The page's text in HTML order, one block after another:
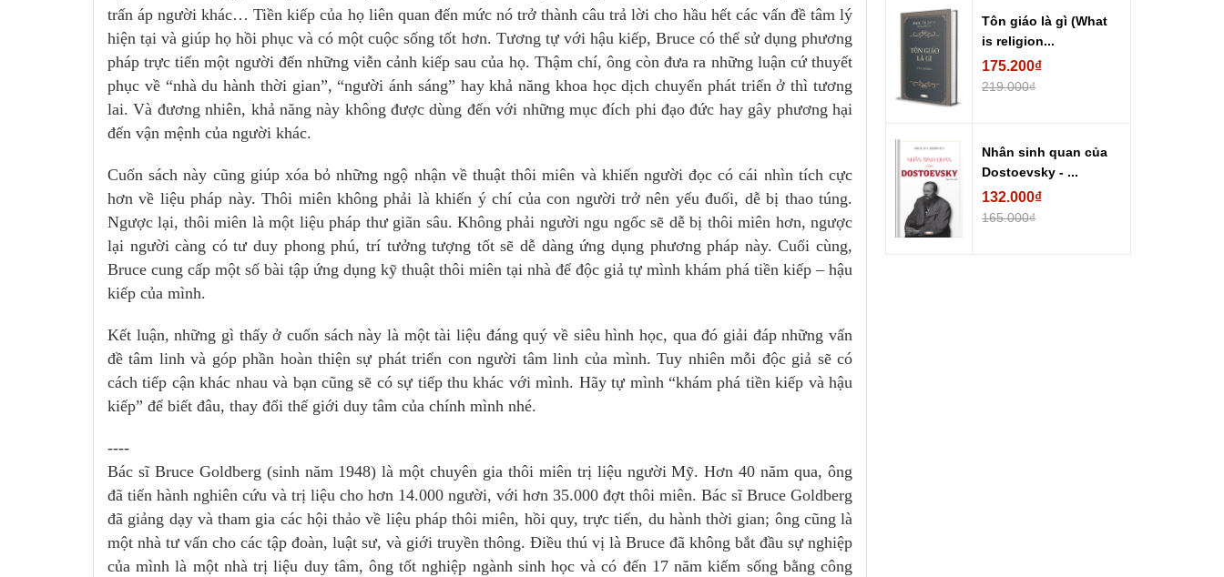
trấn áp người khác… Tiền kiếp của họ liên quan đến mức nó trở thành câu trả lời cho hầu hết các vấn đề tâm lý
hiện tại và giúp họ hồi phục và có một cuộc sống tốt hơn. Tương tự với hậu kiếp, Bruce có thể sử dụng phương
pháp trực tiến một người đến những viễn cảnh kiếp sau của họ. Thậm chí, ông còn đưa ra những luận cứ thuyết
phục về “nhà du hành thời gian”, “người ánh sáng” hay khả năng khoa học dịch chuyển phát triển ở thì tương
lai. Và đương nhiên, khả năng này không được dùng đến với những mục đích phi đạo đức hay gây phương hại
đến vận mệnh của người khác.
Cuốn sách này cũng giúp xóa bỏ những ngộ nhận về thuật thôi miên và khiến người đọc có cái nhìn tích cực
hơn về liệu pháp này. Thôi miên không phải là khiến ý chí của con người trở nên yếu đuối, dễ bị thao túng.
Ngược lại, thôi miên là một liệu pháp thư giãn sâu. Không phải người ngu ngốc sẽ dễ bị thôi miên hơn, ngược
lại người càng có tư duy phong phú, trí tưởng tượng tốt sẽ dễ dàng ứng dụng phương pháp này. Cuối cùng,
Bruce cung cấp một số bài tập ứng dụng kỹ thuật thôi miên tại nhà để độc giả tự mình khám phá tiền kiếp – hậu
kiếp của mình.
Kết luận, những gì thấy ở cuốn sách này là một tài liệu đáng quý về siêu hình học, qua đó giải đáp những vấn
đề tâm linh và góp phần hoàn thiện sự phát triển con người tâm linh của mình. Tuy nhiên mỗi độc giả sẽ có
cách tiếp cận khác nhau và bạn cũng sẽ có sự tiếp thu khác với mình. Hãy tự mình “khám phá tiền kiếp và hậu
kiếp” để biết đâu, thay đổi thế giới duy tâm của chính mình nhé.
----
Bác sĩ Bruce Goldberg (sinh năm 1948) là một chuyên gia thôi miên trị liệu người Mỹ. Hơn 40 năm qua, ông
đã tiến hành nghiên cứu và trị liệu cho hơn 14.000 người, với hơn 35.000 đợt thôi miên. Bác sĩ Bruce Goldberg
đã giảng dạy và tham gia các hội thảo về liệu pháp thôi miên, hồi quy, trực tiến, du hành thời gian; ông cũng là
một nhà tư vấn cho các tập đoàn, luật sư, và giới truyền thông. Điều thú vị là Bruce đã không bắt đầu sự nghiệp
của mình là một nhà trị liệu duy tâm, ông tốt nghiệp ngành sinh học và có đến 17 năm kiếm sống bằng công
Tôn giáo là gì (What
is religion...
175.200₫
219.000₫
Nhân sinh quan của
Dostoevsky - ...
132.000₫
165.000₫